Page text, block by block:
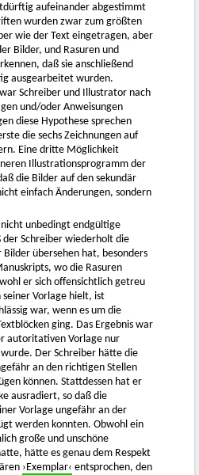
aufeinander abgestimmt
wurden zwar zum größten
wie der Text eingetragen, aber
Bilder, und Rasuren und
daß sie anschließend
ausgearbeitet wurden.
Schreiber und Illustrator nach
und/oder Anweisungen
diese Hypothese sprechen
die sechs Zeichnungen auf
Eine dritte Möglichkeit
Illustrationsprogramm der
die Bilder auf den sekundär
einfach Änderungen, sondern
unbedingt endgültige
Schreiber wiederholt die
übersehen hat, besonders
wo die Rasuren
er sich offensichtlich getreu
Vorlage hielt, ist
war, wenn es um die
ging. Das Ergebnis war
autoritativen Vorlage nur
Der Schreiber hätte die
an den richtigen Stellen
können. Stattdessen hat er
ausradiert, so daß die
Vorlage ungefähr an der
werden konnten. Obwohl ein
große und unschöne
hätte es genau dem Respekt
›Exemplar‹ entsprochen, den